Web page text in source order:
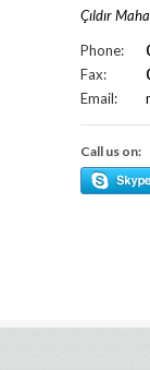
Çıldır
Phone:
Fax:
Email:
Call us on: